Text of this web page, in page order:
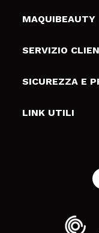
MAQUIBEAUTY
Chi siamo
Gift Cards
SERVIZIO
Spedizioni &
Metodi di
SICUREZZA E
Termini e
LINK UTILI